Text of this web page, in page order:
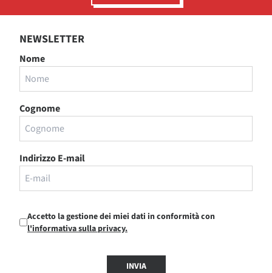
NEWSLETTER
Nome
Cognome
Indirizzo E-mail
Accetto la gestione dei miei dati in conformità con
l'informativa sulla privacy.
INVIA